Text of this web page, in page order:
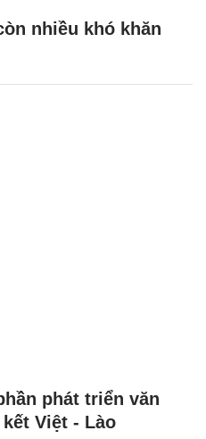
nhiều khó khăn
phát triển văn
Việt - Lào